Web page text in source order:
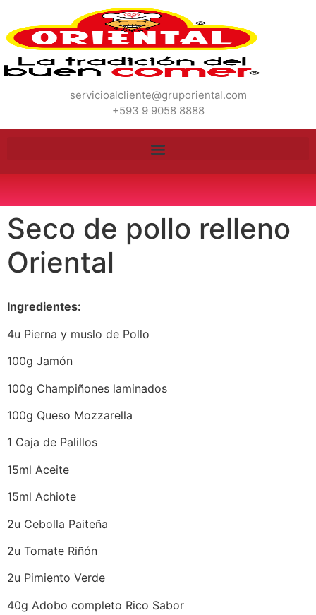
servicioalcliente@gruporiental.com
+593 9 9058 8888
Seco de pollo relleno
Oriental
Ingredientes:
4u Pierna y muslo de Pollo
100g Jamón
100g Champiñones laminados
100g Queso Mozzarella
1 Caja de Palillos
15ml Aceite
15ml Achiote
2u Cebolla Paiteña
2u Tomate Riñón
2u Pimiento Verde
40g Adobo completo Rico Sabor